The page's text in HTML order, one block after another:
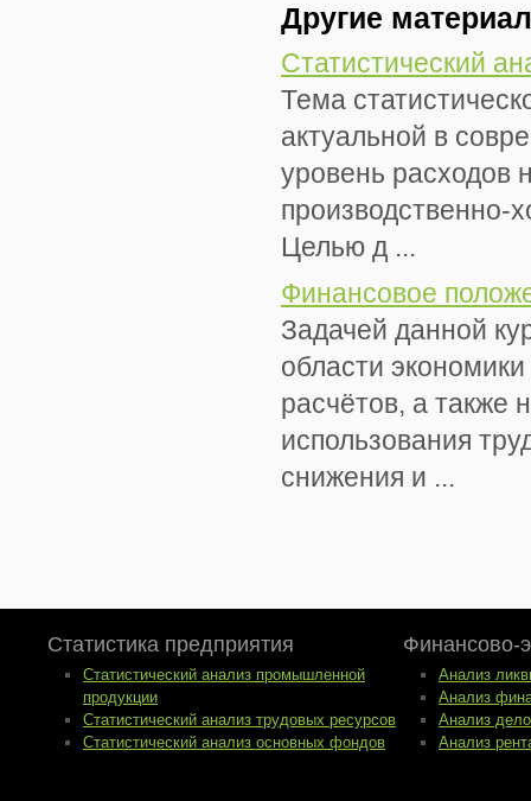
Другие
Статистический
Тема
актуальной в
уровень расходов
производственно-
Целью д ...
Финансовое
Задачей данной
области
расчётов, а также
использования
снижения и ...
Статистика предприятия
Статистический анализ промышленной
продукции
Статистический анализ трудовых ресурсов
Статистический анализ основных фондов
Финансово-
Анализ
Анализ
Анализ
Анализ